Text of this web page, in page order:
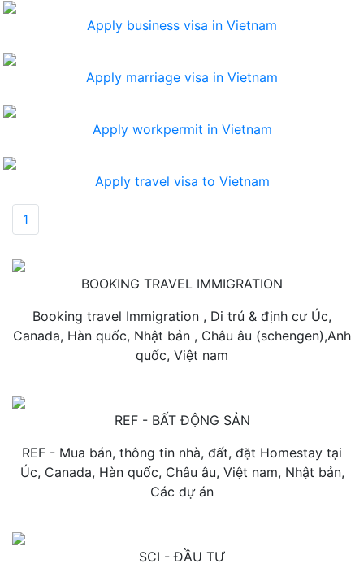
Apply business visa in Vietnam
Apply marriage visa in Vietnam
Apply workpermit in Vietnam
Apply travel visa to Vietnam
1
BOOKING TRAVEL IMMIGRATION
Booking travel Immigration , Di trú & định cư Úc,
Canada, Hàn quốc, Nhật bản , Châu âu (schengen),Anh
quốc, Việt nam
REF - BẤT ĐỘNG SẢN
REF - Mua bán, thông tin nhà, đất, đặt Homestay tại
Úc, Canada, Hàn quốc, Châu âu, Việt nam, Nhật bản,
Các dự án
SCI - ĐẦU TƯ